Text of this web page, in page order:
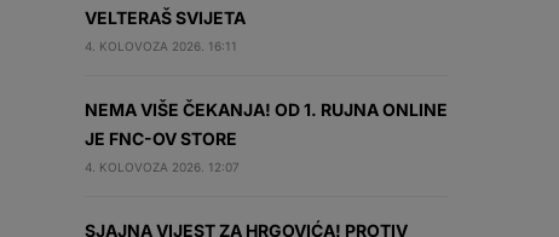
VELTERAŠ SVIJETA
4. KOLOVOZA 2026. 16:11
NEMA VIŠE ČEKANJA! OD 1. RUJNA ONLINE
JE FNC-OV STORE
4. KOLOVOZA 2026. 12:07
SJAJNA VIJEST ZA HRGOVIĆA! PROTIV